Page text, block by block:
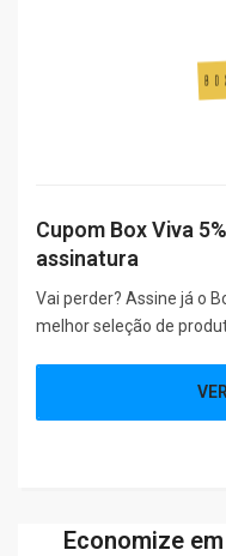
Cupom Box Viva
assinatura
Vai perder? Assine já o
melhor seleção de
Economize